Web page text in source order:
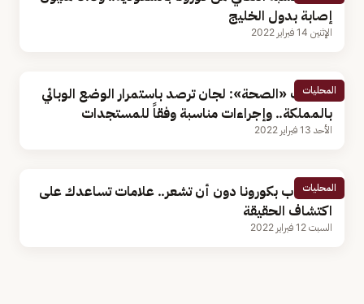
إصابة بدول الخليج
الإثنين 14 فبراير 2022
المحليات
متحدث «الصحة»: لجان ترصد باستمرار الوضع الوبائي
بالمملكة.. وإجراءات مناسبة وفقاً للمستجدات
الأحد 13 فبراير 2022
المحليات
قد تصاب بكورونا دون أن تشعر.. علامات تساعدك على
اكتشاف الحقيقة
السبت 12 فبراير 2022